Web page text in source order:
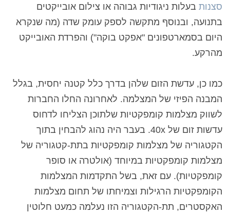
סצנות בעלות ניגודיות גבוהה או צילום אובייקטים
בתנועה, ובנוסף מתקשה לספק עומק שדה (מה שנקרא
היום בסמארטפונים "אפקט בוקה") והפרדת האובייקט
מהרקע.
כמו כן, עדשת הזום שלהן בדרך כלל קטנה יחסית, בגלל
המבנה הפיזי של המצלמה. לאחרונה החלו החברות
לשווק מצלמות קומפקטיות שלתוכן הצליחו לדחוס
עדשות זום של 40x.
בעבר היה נהוג להבחין בתוך
הקטגוריה של מצלמות קומפקטיות בתת-קטגוריה של
מצלמות קומפקטיות במיוחד (אולטרה או סופר
קומפקטיות). עם זאת, בשל התקדמות המצלמות
הקומפקטיות הרגילות וצמיחתו של תחום מצלמות
האקסטרים, תת-הקטגוריה הזו נעלמה כמעט חלוטין